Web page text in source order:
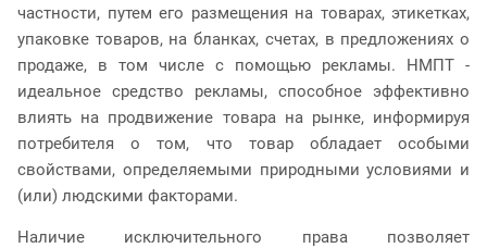
частности, путем его размещения на товарах, этикетках,
упаковке товаров, на бланках, счетах, в предложениях о
продаже, в том числе с помощью рекламы. НМПТ -
идеальное средство рекламы, способное эффективно
влиять на продвижение товара на рынке, информируя
потребителя о том, что товар обладает особыми
свойствами, определяемыми природными условиями и
(или) людскими факторами.
Наличие исключительного права позволяет